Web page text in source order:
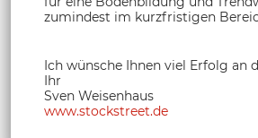
zumindest im kurzfristigen
Ich wünsche Ihnen viel Erfolg an
Ihr
Sven Weisenhaus
www.stockstreet.de